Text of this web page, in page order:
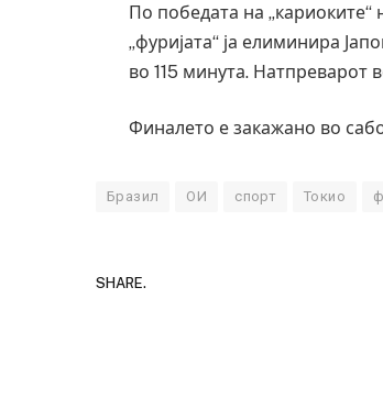
По победата на
„фуријата“ ја елиминира
во 115 минута. Натпреварот
Финалето е закажано во
Бразил ОИ спорт Токио
SHARE.